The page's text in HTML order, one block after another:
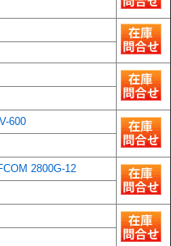
600
2800G-12